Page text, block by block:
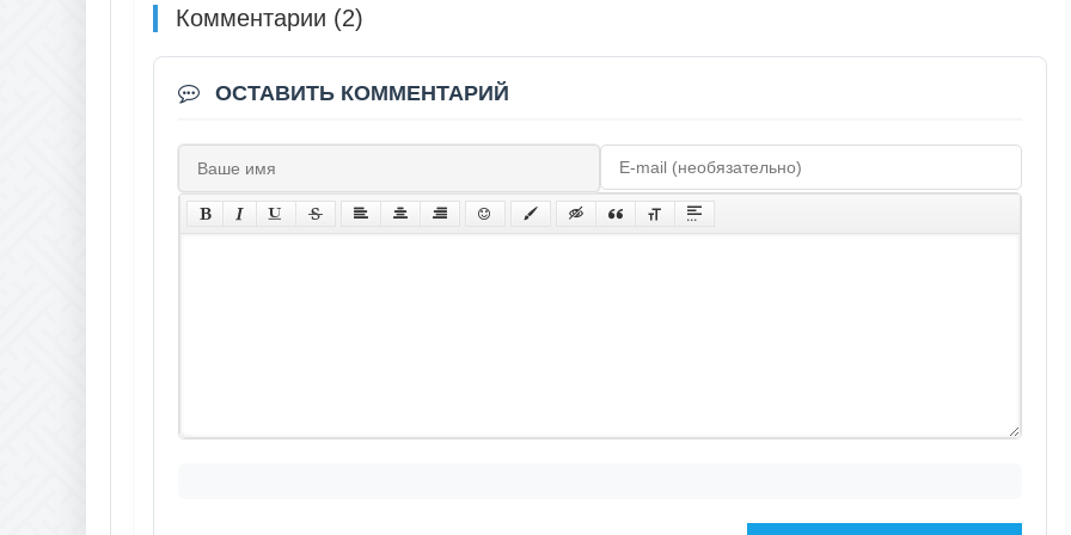
Комментарии (2)
ОСТАВИТЬ КОММЕНТАРИЙ